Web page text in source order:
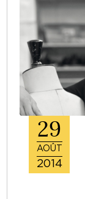
29
AOÛT
2014